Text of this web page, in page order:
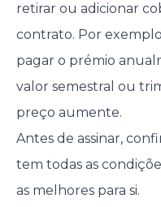
retirar ou adicionar
contrato. Por
pagar o prémio
valor semestral ou
preço aumente.
Antes de assinar,
tem todas as
as melhores para si.